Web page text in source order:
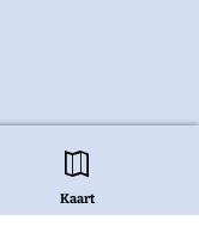
Kaart